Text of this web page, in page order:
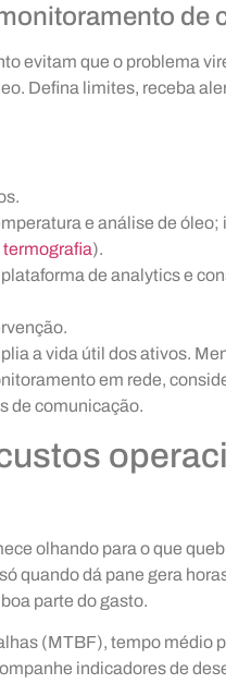
de
evitam que o problema
Defina limites, receba
e análise de
).
de analytics e
a vida útil dos ativos.
em rede,
de comunicação.
olhando para o que
quando dá pane gera
parte do gasto.
(MTBF), tempo médio
indicadores de